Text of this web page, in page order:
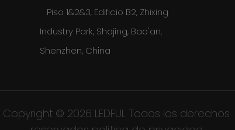
Piso 1&2&3, Edificio B2, Zhixing
Industry Park, Shajing, Bao'an,
Shenzhen, China
Copyright © 2026 LEDFUL Todos los derechos